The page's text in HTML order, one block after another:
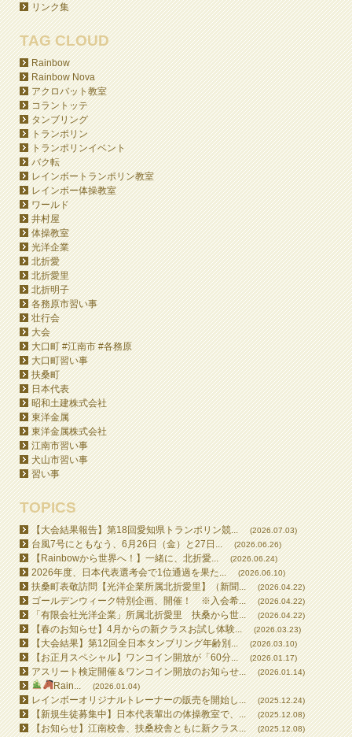
リンク集
TAG CLOUD
Rainbow
Rainbow Nova
アクロバット教室
コラントッテ
タンブリング
トランポリン
トランポリンイベント
バク転
レインボートランポリン教室
レインボー体操教室
ワールド
井村屋
体操教室
光洋企業
北折愛
北折愛里
北折明子
各務原市習い事
壮行会
大会
大口町 #江南市 #各務原
大口町習い事
扶桑町
日本代表
昭和土建株式会社
東洋金属
東洋金属株式会社
江南市習い事
犬山市習い事
習い事
TOPICS
【大会結果報告】第18回愛知県トランポリン競... (2026.07.03)
台風7号にともなう、6月26日（金）と27日... (2026.06.26)
【Rainbowから世界へ！】一緒に、北折愛... (2026.06.24)
2026年度、日本代表選考会で1位通過を果た... (2026.06.10)
扶桑町表敬訪問【光洋企業所属北折愛里】（新聞... (2026.04.22)
ゴールデンウィーク特別企画、開催！ ※入会希... (2026.04.22)
「有限会社光洋企業」所属北折愛里 扶桑から世... (2026.04.22)
【春のお知らせ】4月からの新クラスお試し体験... (2026.03.23)
【大会結果】第12回全日本タンブリング年齢別... (2026.03.10)
【お正月スペシャル】ワンコイン開放が「60分... (2026.01.17)
アスリート検定開催＆ワンコイン開放のお知らせ... (2026.01.14)
Rain... (2026.01.04)
レインボーオリジナルトレーナーの販売を開始し... (2025.12.24)
【新規生徒募集中】日本代表輩出の体操教室で、... (2025.12.08)
【お知らせ】江南校舎、扶桑校舎ともに新クラス... (2025.12.08)